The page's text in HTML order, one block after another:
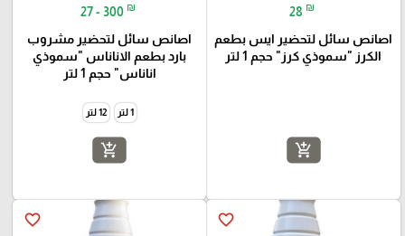
28 ₪
اصانص سائل لتحضير ايس بطعم
الكرز "سموذي كرز" حجم 1 لتر
add_shopping_cart
27 - 300 ₪
اصانص سائل لتحضير مشروب
بارد بطعم الاناناس "سموذي
اناناس" حجم 1 لتر
1 لتر 12 لتر
add_shopping_cart
favorite_border
favorite_border